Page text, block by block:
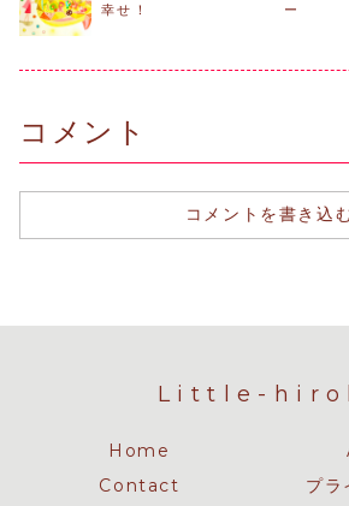
幸せ！
ー
コメント
コメントを書き込
Little-
Home
Contact
プラ